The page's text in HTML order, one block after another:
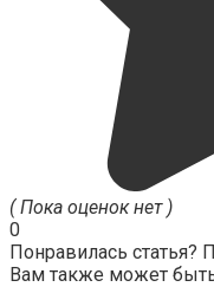
( Пока оценок нет )
0
Понравилась статья?
Вам также может